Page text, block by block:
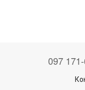
097